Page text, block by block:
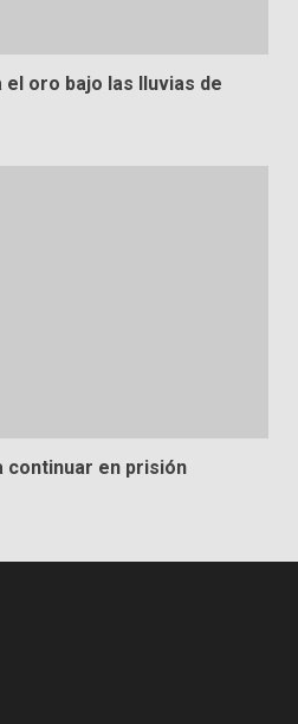
oro bajo las lluvias de
continuar en prisión